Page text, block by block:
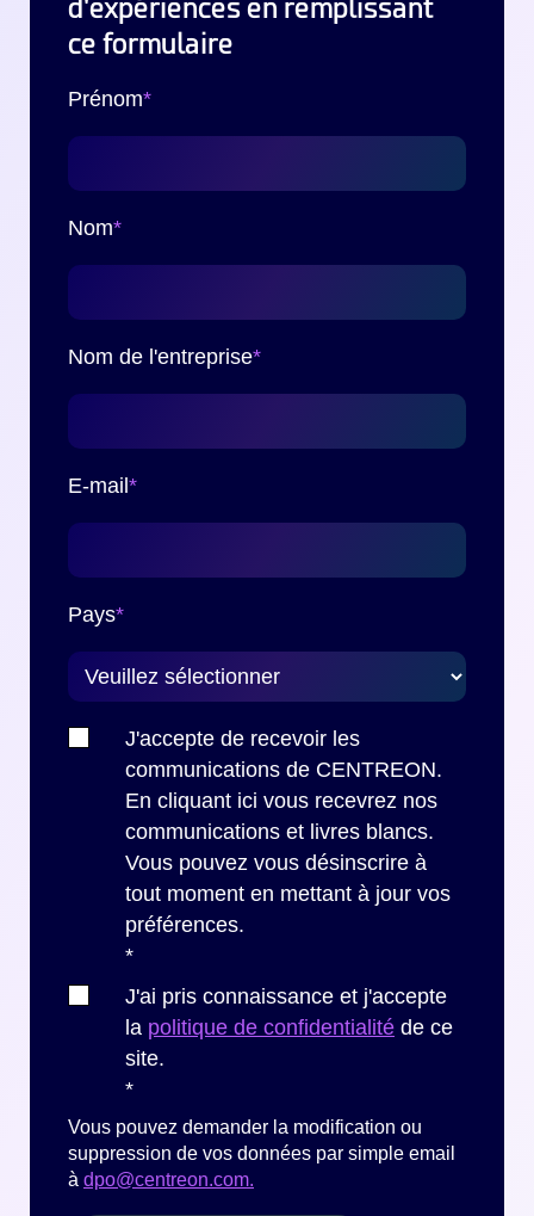
d'expériences en remplissant
ce formulaire
Prénom*
Nom*
Nom de l'entreprise*
E-mail *
Pays*
J'accepte de recevoir les
communications de CENTREON.
En cliquant ici vous recevrez nos
communications et livres blancs.
Vous pouvez vous désinscrire à
tout moment en mettant à jour vos
préférences.
*
J'ai pris connaissance et j'accepte
la politique de confidentialité de ce
site.
*
Vous pouvez demander la modification ou
suppression de vos données par simple email
à dpo@centreon.com.